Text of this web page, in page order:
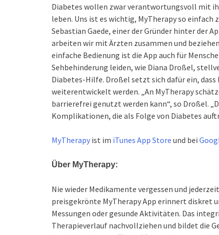
Diabetes wollen zwar verantwortungsvoll mit
leben. Uns ist es wichtig, MyTherapy so
Sebastian Gaede, einer der Gründer hinter der
arbeiten wir mit Ärzten zusammen und
einfache Bedienung ist die App auch für
Sehbehinderung leiden, wie Diana Droßel,
Diabetes-Hilfe. Droßel setzt sich dafür ein,
weiterentwickelt werden. „An MyTherapy
barrierefrei genutzt werden kann“, so Droßel.
Komplikationen, die als Folge von Diabetes
MyTherapy ist im iTunes App Store und bei
Über MyTherapy:
Nie wieder Medikamente vergessen und
preisgekrönte MyTherapy App erinnert diskret
Messungen oder gesunde Aktivitäten. Das
Therapieverlauf nachvollziehen und bildet die